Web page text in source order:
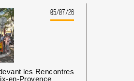
05/07/26
les Rencontres
en-Provence